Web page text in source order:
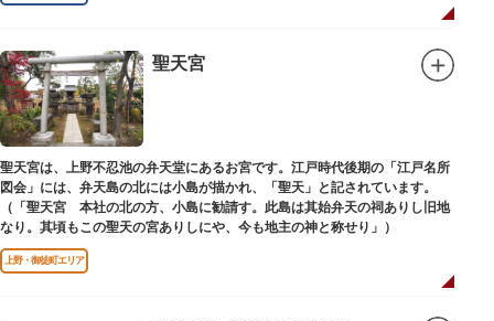
聖天宮
聖天宮は、上野不忍池の弁天堂にあるお宮です。江戸時代後期の「江戸名所
図会」には、弁天島の北には小島が描かれ、「聖天」と記されています。
（「聖天宮 本社の北の方、小島に勧請す。此島は其始弁天の祠ありし旧地
なり。其頃もこの聖天の宮ありしにや、今も地主の神と称せり」）
上野・御徒町エリア